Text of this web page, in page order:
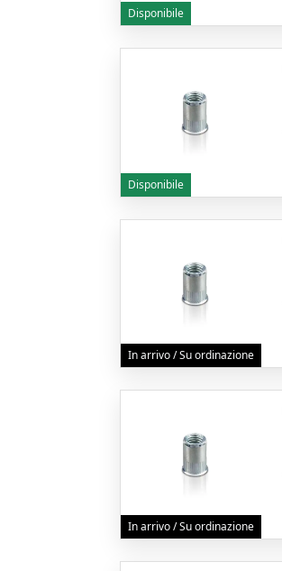
Disponibile
Disponibile
In arrivo / Su ordinazione
In arrivo / Su ordinazione